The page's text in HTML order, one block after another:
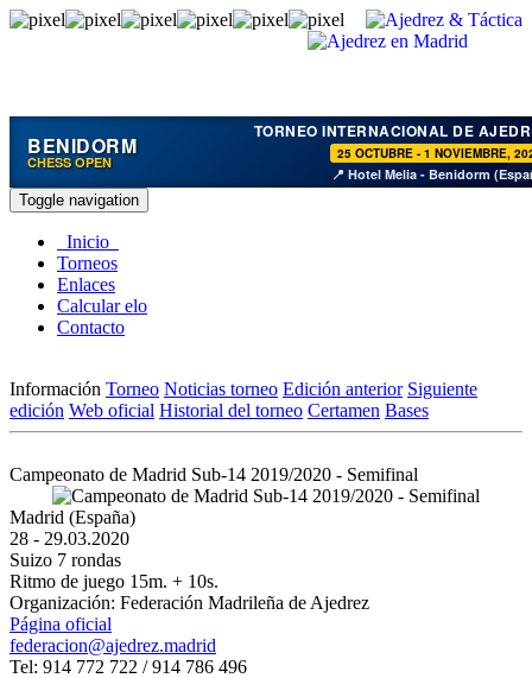
BENIDORM
CHESS OPEN
TORNEO INTERNACIONAL DE
25 OCTUBRE - 1 NOVIEMBRE,
📍 Hotel Melia - Benidorm
Toggle navigation
Inicio
Torneos
Enlaces
Calcular elo
Contacto
Información Torneo Noticias torneo Edición anterior Siguiente
edición Web oficial Historial del torneo Certamen Bases
Campeonato de Madrid Sub-14 2019/2020 - Semifinal
Madrid (España)
28 - 29.03.2020
Suizo 7 rondas
Ritmo de juego 15m. + 10s.
Organización: Federación Madrileña de Ajedrez
Página oficial
federacion@ajedrez.madrid
Tel: 914 772 722 / 914 786 496